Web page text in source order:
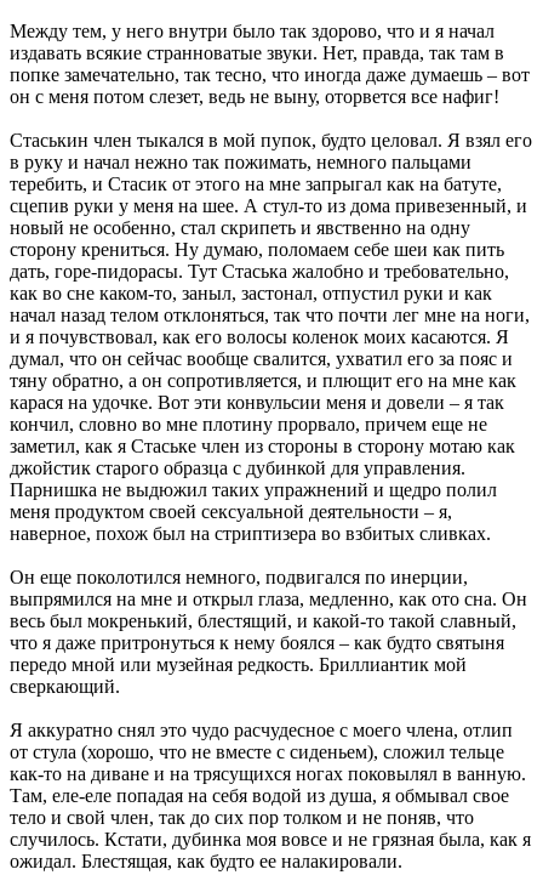
Между тем, у него внутри было так здорово, что и я начал
издавать всякие странноватые звуки. Нет, правда, так там в
попке замечательно, так тесно, что иногда даже думаешь – вот
он с меня потом слезет, ведь не выну, оторвется все нафиг!
Стаськин член тыкался в мой пупок, будто целовал. Я взял его
в руку и начал нежно так пожимать, немного пальцами
теребить, и Стасик от этого на мне запрыгал как на батуте,
сцепив руки у меня на шее. А стул-то из дома привезенный, и
новый не особенно, стал скрипеть и явственно на одну
сторону крениться. Ну думаю, поломаем себе шеи как пить
дать, горе-пидорасы. Тут Стаська жалобно и требовательно,
как во сне каком-то, заныл, застонал, отпустил руки и как
начал назад телом отклоняться, так что почти лег мне на ноги,
и я почувствовал, как его волосы коленок моих касаются. Я
думал, что он сейчас вообще свалится, ухватил его за пояс и
тяну обратно, а он сопротивляется, и плющит его на мне как
карася на удочке. Вот эти конвульсии меня и довели – я так
кончил, словно во мне плотину прорвало, причем еще не
заметил, как я Стаське член из стороны в сторону мотаю как
джойстик старого образца с дубинкой для управления.
Парнишка не выдюжил таких упражнений и щедро полил
меня продуктом своей сексуальной деятельности – я,
наверное, похож был на стриптизера во взбитых сливках.
Он еще поколотился немного, подвигался по инерции,
выпрямился на мне и открыл глаза, медленно, как ото сна. Он
весь был мокренький, блестящий, и какой-то такой славный,
что я даже притронуться к нему боялся – как будто святыня
передо мной или музейная редкость. Бриллиантик мой
сверкающий.
Я аккуратно снял это чудо расчудесное с моего члена, отлип
от стула (хорошо, что не вместе с сиденьем), сложил тельце
как-то на диване и на трясущихся ногах поковылял в ванную.
Там, еле-еле попадая на себя водой из душа, я обмывал свое
тело и свой член, так до сих пор толком и не поняв, что
случилось. Кстати, дубинка моя вовсе и не грязная была, как я
ожидал. Блестящая, как будто ее налакировали.